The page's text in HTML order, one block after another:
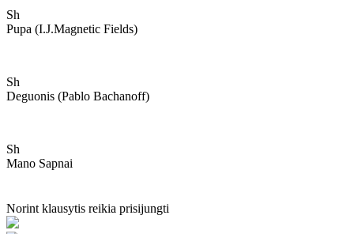
Sh
Pupa (i.j.magnetic Fields)
Sh
Deguonis (pablo Bachanoff)
Sh
Mano Sapnai
Norint klausytis reikia prisijungti